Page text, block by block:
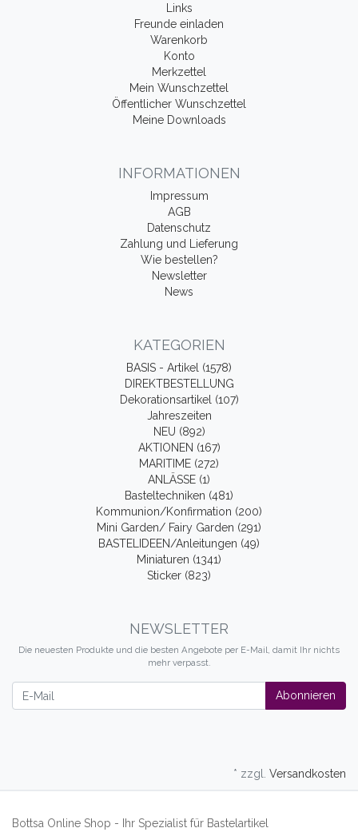
Links
Freunde einladen
Warenkorb
Konto
Merkzettel
Mein Wunschzettel
Öffentlicher Wunschzettel
Meine Downloads
INFORMATIONEN
Impressum
AGB
Datenschutz
Zahlung und Lieferung
Wie bestellen?
Newsletter
News
KATEGORIEN
BASIS - Artikel (1578)
DIREKTBESTELLUNG
Dekorationsartikel (107)
Jahreszeiten
NEU (892)
AKTIONEN (167)
MARITIME (272)
ANLÄSSE (1)
Basteltechniken (481)
Kommunion/Konfirmation (200)
Mini Garden/ Fairy Garden (291)
BASTELIDEEN/Anleitungen (49)
Miniaturen (1341)
Sticker (823)
NEWSLETTER
Die neuesten Produkte und die besten Angebote per E-Mail, damit Ihr nichts
mehr verpasst.
Abonnieren
* zzgl. Versandkosten
Bottsa Online Shop - Ihr Spezialist für Bastelartikel